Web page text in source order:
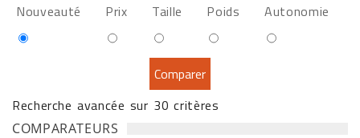
Nouveauté
Prix Taille Poids Autonomie
Recherche avancée sur 30 critères
COMPARATEURS